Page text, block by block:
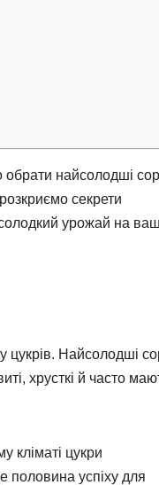
обрати найсолодші
секрети
солодкий урожай на
цукрів. Найсолодші
хрусткі й часто
кліматі цукри
половина успіху для